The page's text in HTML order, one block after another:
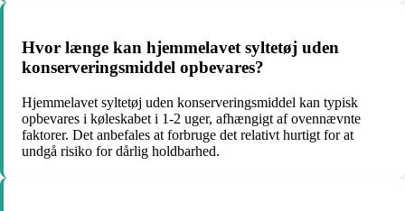
Hvor længe kan hjemmelavet syltetøj uden
konserveringsmiddel opbevares?
Hjemmelavet syltetøj uden konserveringsmiddel kan typisk
opbevares i køleskabet i 1-2 uger, afhængigt af ovennævnte
faktorer. Det anbefales at forbruge det relativt hurtigt for at
undgå risiko for dårlig holdbarhed.